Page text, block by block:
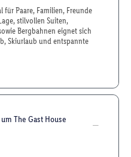
für Paare, Familien, Freunde
stilvollen Suiten,
Bergbahnen eignet sich
Skiurlaub und entspannte
The Gast House